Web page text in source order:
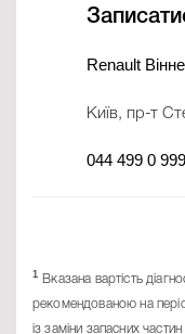
Renault
Київ, пр-т
044 499 0 999
¹Вказана вартість
рекомендованою на
із заміни запасних